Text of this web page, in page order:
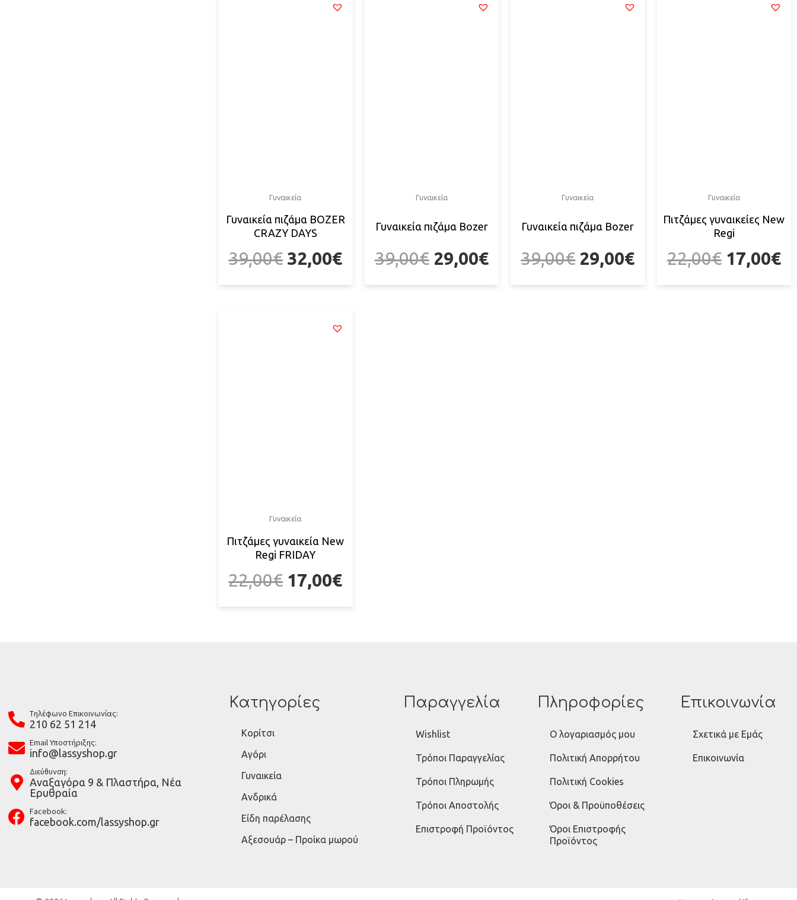
Γυναικεία
Γυναικεία πιζάμα BOZER
CRAZY DAYS
39,00€ 32,00€
Γυναικεία
Γυναικεία πιζάμα Bozer
39,00€ 29,00€
Γυναικεία
Γυναικεία πιζάμα Bozer
39,00€ 29,00€
Γυναικεία
Πιτζάμες γυναικείες New
Regi
22,00€ 17,00€
Γυναικεία
Πιτζάμες γυναικεία New
Regi FRIDAY
22,00€ 17,00€
Tηλέφωνο Επικοινωνίας:
210 62 51 214
Email Υποστήριξης:
info@lassyshop.gr
Διεύθυνση:
Αναξαγόρα 9 & Πλαστήρα, Νέα
Ερυθραία
Facebook:
facebook.com/lassyshop.gr
Κατηγορίες
Κορίτσι
Αγόρι
Γυναικεία
Ανδρικά
Είδη παρέλασης
Αξεσουάρ – Προίκα μωρού
Παραγγελία
Wishlist
Τρόποι Παραγγελίας
Τρόποι Πληρωμής
Τρόποι Αποστολής
Επιστροφή Προϊόντος
Πληροφορίες
Ο λογαριασμός μου
Πολιτική Απορρήτου
Πολιτική Cookies
Όροι & Προϋποθέσεις
Όροι Επιστροφής
Προϊόντος
Επικοινωνία
Σχετικά με Εμάς
Επικοινωνία